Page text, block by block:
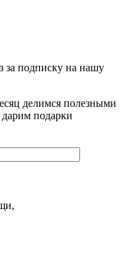
за подписку на нашу
делимся полезными
подарки